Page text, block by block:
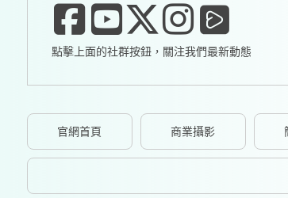
點擊上面的社群按鈕，關注我們最新動態
官網首頁 商業攝影